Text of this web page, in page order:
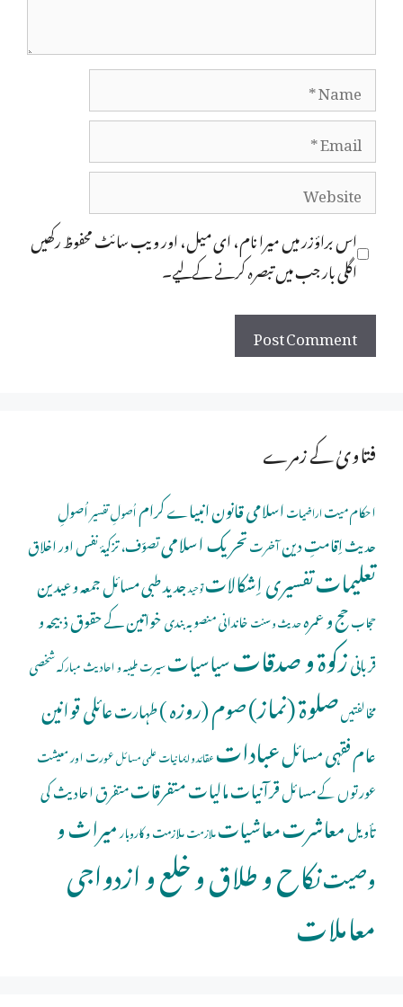
Name
Email
Website
اس براؤزر میں میرا نام، ای میل، اور ویب سائٹ محفوظ رکھیں
اگلی بار جب میں تبصرہ کرنے کےلیے۔
فتاویٰ کے زمرے
احکام میتاراضیاتاسلامی قانونانبیاے کراماُصولِ تفسیراُصولِ
حدیثاِقامتِ دینآخرتتحریک اسلامیتصوّف، تزکیۂ نفس اور اخلاق
تعلیماتتفسیری اِشکالاتتوحیدجدید طبی مسائلجمعہ و عیدین
حجابحج و عمرہحدیث و سنتخاندانی منصوبہ بندیخواتین کے حقوقذبیحہ و
قربانیزکوۃ و صدقاتسیاسیاتسیرت طیبہ و احادیث مبارکہشخصی
مخالفتیںصلوة (نماز)صوم (روزہ )طہارتعائلی قوانین
عام فقہی مسائلعباداتعقائد و ایمانیاتعلمی مسائلعورت اور معیشت
عورتوں کے مسائلقرآنیاتمالیاتمتفرقاتمتفرق احادیث کی
تأویلمعاشرتمعاشیاتملازمتملازمت و کاروبارمیراث و
وصیتنکاح و طلاق و خلع و ازدواجی
معاملات